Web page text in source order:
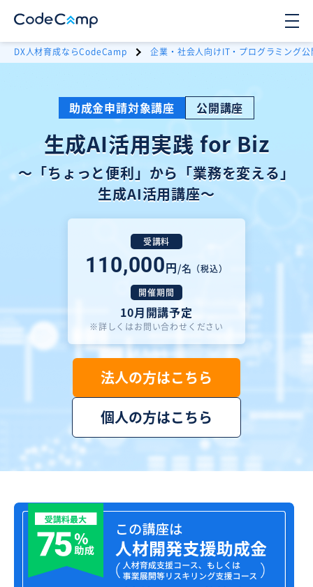
DX人材育成ならCodeCamp 企業・社会人向けIT・プログラミング
助成金申請対象講座 公開講座
生成AI活用実践 for Biz
〜「ちょっと便利」から「業務を変える」
生成AI活用講座〜
受講料
110,000円/名 （税込）
開催期間
10月開講予定
詳しくはお問い合わせください
法人の方はこちら
個人の方はこちら